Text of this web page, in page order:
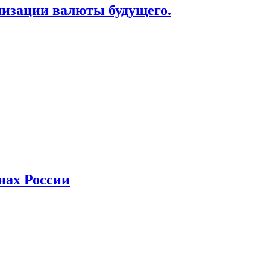
валюты будущего.
России